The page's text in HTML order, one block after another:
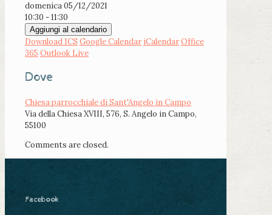
domenica 05/12/2021
10:30 - 11:30
Aggiungi al calendario
Download ICS Google Calendar iCalendarOffice
365 Outlook Live
Dove
Chiesa parrocchiale di Sant'Angelo in Campo
Via della Chiesa XVIII, 576, S. Angelo in Campo,
55100
Comments are closed.
Facebook